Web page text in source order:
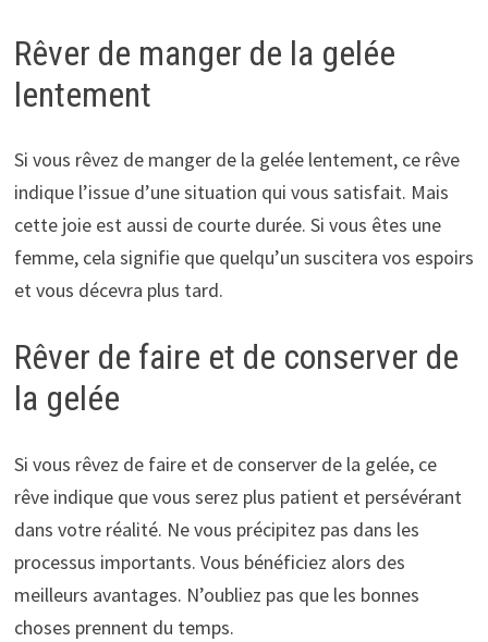
Rêver de manger de la gelée
lentement
Si vous rêvez de manger de la gelée lentement, ce rêve
indique l’issue d’une situation qui vous satisfait. Mais
cette joie est aussi de courte durée. Si vous êtes une
femme, cela signifie que quelqu’un suscitera vos espoirs
et vous décevra plus tard.
Rêver de faire et de conserver de
la gelée
Si vous rêvez de faire et de conserver de la gelée, ce
rêve indique que vous serez plus patient et persévérant
dans votre réalité. Ne vous précipitez pas dans les
processus importants. Vous bénéficiez alors des
meilleurs avantages. N’oubliez pas que les bonnes
choses prennent du temps.